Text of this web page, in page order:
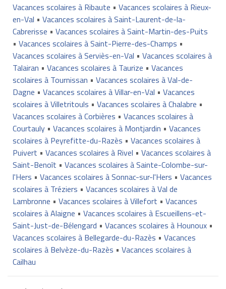
Vacances scolaires à Ribaute • Vacances scolaires à Rieux-
en-Val • Vacances scolaires à Saint-Laurent-de-la-
Cabrerisse • Vacances scolaires à Saint-Martin-des-Puits
• Vacances scolaires à Saint-Pierre-des-Champs •
Vacances scolaires à Serviès-en-Val • Vacances scolaires à
Talairan • Vacances scolaires à Taurize • Vacances
scolaires à Tournissan • Vacances scolaires à Val-de-
Dagne • Vacances scolaires à Villar-en-Val • Vacances
scolaires à Villetritouls • Vacances scolaires à Chalabre •
Vacances scolaires à Corbières • Vacances scolaires à
Courtauly• Vacances scolaires à Montjardin • Vacances
scolaires à Peyrefitte-du-Razès • Vacances scolaires à
Puivert • Vacances scolaires à Rivel • Vacances scolaires à
Saint-Benoît • Vacances scolaires à Sainte-Colombe-sur-
l'Hers • Vacances scolaires à Sonnac-sur-l'Hers • Vacances
scolaires à Tréziers • Vacances scolaires à Val de
Lambronne • Vacances scolaires à Villefort • Vacances
scolaires à Alaigne • Vacances scolaires à Escueillens-et-
Saint-Just-de-Bélengard • Vacances scolaires à Hounoux•
Vacances scolaires à Bellegarde-du-Razès • Vacances
scolaires à Belvèze-du-Razès • Vacances scolaires à
Cailhau